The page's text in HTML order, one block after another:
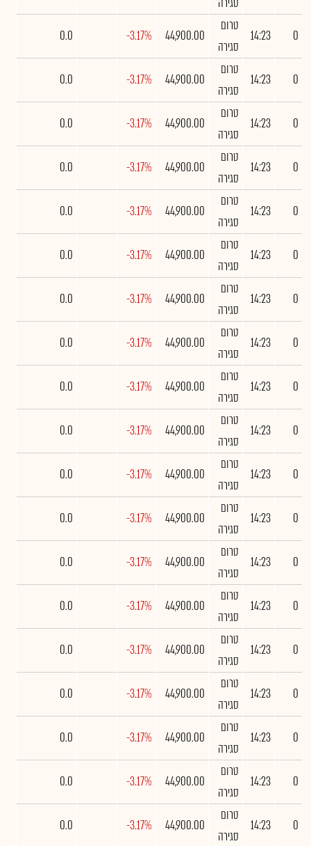
0
14:23
טרום
סגירה
44,900.00
-3.17%
0.0
0
14:23
טרום
סגירה
44,900.00
-3.17%
0.0
0
14:23
טרום
סגירה
44,900.00
-3.17%
0.0
0
14:23
טרום
סגירה
44,900.00
-3.17%
0.0
0
14:23
טרום
סגירה
44,900.00
-3.17%
0.0
0
14:23
טרום
סגירה
44,900.00
-3.17%
0.0
0
14:23
טרום
סגירה
44,900.00
-3.17%
0.0
0
14:23
טרום
סגירה
44,900.00
-3.17%
0.0
0
14:23
טרום
סגירה
44,900.00
-3.17%
0.0
0
14:23
טרום
סגירה
44,900.00
-3.17%
0.0
0
14:23
טרום
סגירה
44,900.00
-3.17%
0.0
0
14:23
טרום
סגירה
44,900.00
-3.17%
0.0
0
14:23
טרום
סגירה
44,900.00
-3.17%
0.0
0
14:23
טרום
סגירה
44,900.00
-3.17%
0.0
0
14:23
טרום
סגירה
44,900.00
-3.17%
0.0
0
14:23
טרום
סגירה
44,900.00
-3.17%
0.0
0
14:23
טרום
סגירה
44,900.00
-3.17%
0.0
0
14:23
טרום
סגירה
44,900.00
-3.17%
0.0
0
14:23
טרום
סגירה
44,900.00
-3.17%
0.0